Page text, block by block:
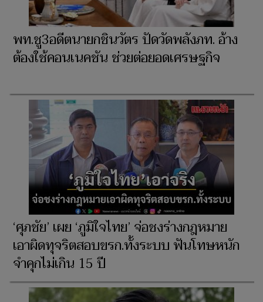
พท.ชู3อดีตนายกชินวัตร ปัดวัดพลังภท. อ้าง
ต้องใช้คอนเนคชัน ช่วยต่อยอดเศรษฐกิจ
‘ศุภชัย’ เผย ‘ภูมิใจไทย’ จ่อชงร่างกฎหมาย
เอาผิดทุจริตสอบขรก.ทั้งระบบ ฟันโทษหนัก
จำคุกไม่เกิน 15 ปี